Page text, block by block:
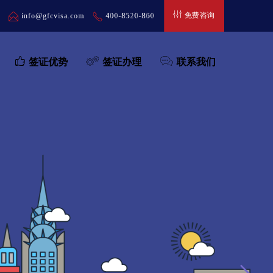
免费咨询
info@gfcvisa.com 400-8520-860
签证优势 签证办理 联系我们